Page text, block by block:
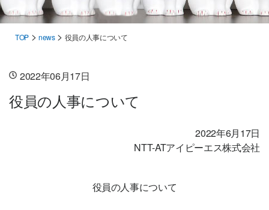
TOP > news> 役員の人事について
2022年06月17日
役員の人事について
2022年6月17日
NTT-ATアイピーエス株式会社
役員の人事について